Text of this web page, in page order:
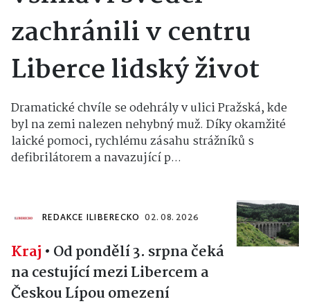
zachránili v centru
Liberce lidský život
Dramatické chvíle se odehrály v ulici Pražská, kde
byl na zemi nalezen nehybný muž. Díky okamžité
laické pomoci, rychlému zásahu strážníků s
defibrilátorem a navazující p...
REDAKCE ILIBERECKO 02. 08. 2026
Kraj • Od pondělí 3. srpna čeká
na cestující mezi Libercem a
Českou Lípou omezení